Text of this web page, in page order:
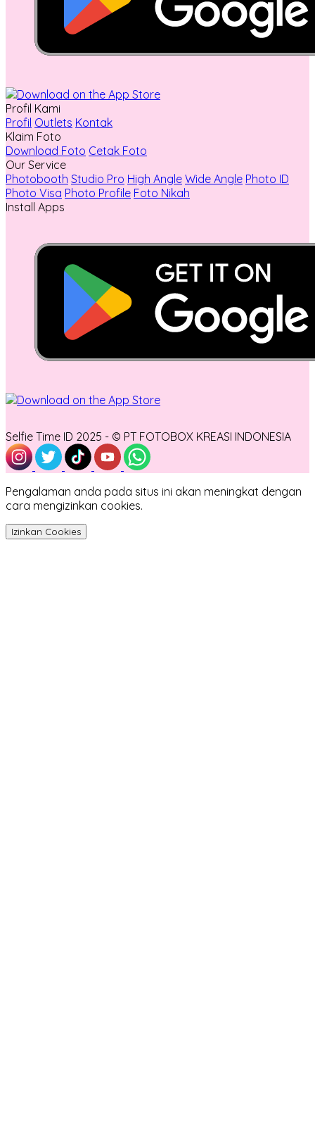
Profil Kami
Profil Outlets Kontak
Klaim Foto
Download Foto Cetak Foto
Our Service
Photobooth Studio Pro High Angle Wide Angle Photo ID
Photo Visa Photo Profile Foto Nikah
Install Apps
Selfie Time ID 2025 - © PT FOTOBOX KREASI INDONESIA
Pengalaman anda pada situs ini akan meningkat dengan
cara mengizinkan cookies.
Izinkan Cookies